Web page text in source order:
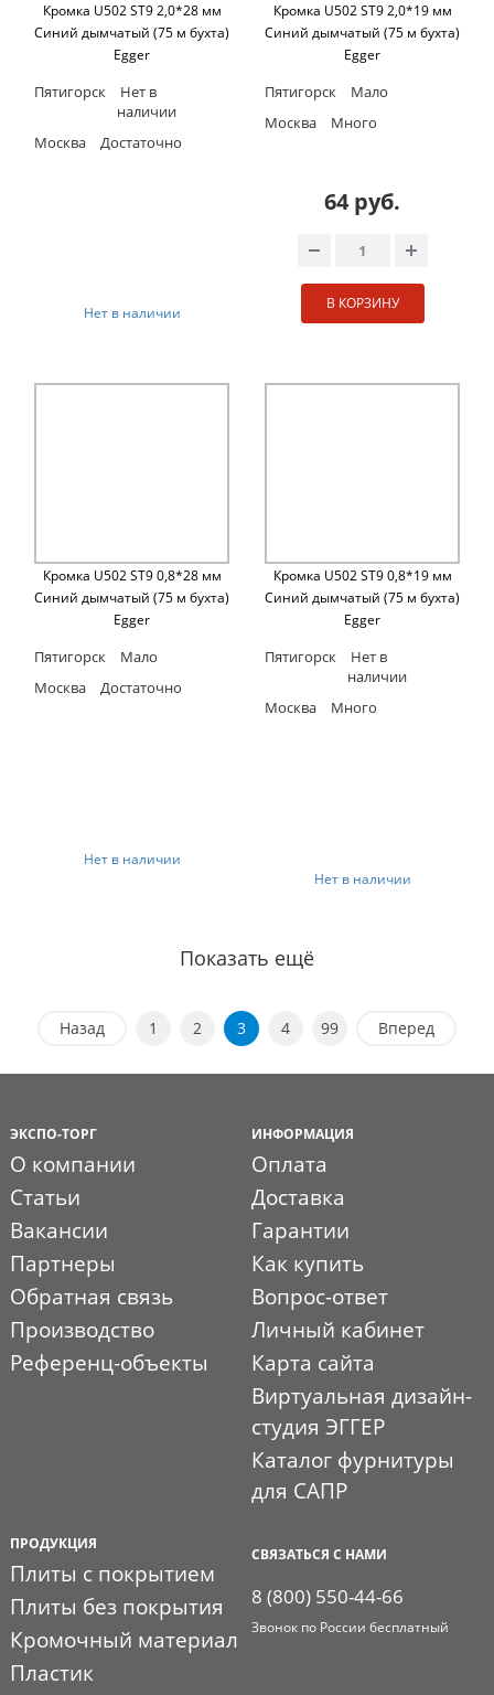
Кромка U502 ST9 2,0*28 мм
Синий дымчатый (75 м бухта)
Egger
Пятигорск
Нет в
наличии
Москва
Достаточно
Нет в наличии
Кромка U502 ST9 2,0*19 мм
Синий дымчатый (75 м бухта)
Egger
Пятигорск
Мало
Москва
Много
64 руб.
В КОРЗИНУ
Кромка U502 ST9 0,8*28 мм
Синий дымчатый (75 м бухта)
Egger
Пятигорск
Мало
Москва
Достаточно
Нет в наличии
Кромка U502 ST9 0,8*19 мм
Синий дымчатый (75 м бухта)
Egger
Пятигорск
Нет в
наличии
Москва
Много
Нет в наличии
Показать ещё
Назад 1 2 3 4 99 Вперед
ЭКСПО-ТОРГ
О компании
Статьи
Вакансии
Партнеры
Обратная связь
Производство
Референц-объекты
ИНФОРМАЦИЯ
Оплата
Доставка
Гарантии
Как купить
Вопрос-ответ
Личный кабинет
Карта сайта
Виртуальная дизайн-
студия ЭГГЕР
Каталог фурнитуры
для САПР
ПРОДУКЦИЯ
Плиты с покрытием
Плиты без покрытия
Кромочный материал
Пластик
СВЯЗАТЬСЯ С НАМИ
8 (800) 550-44-66
Звонок по России бесплатный